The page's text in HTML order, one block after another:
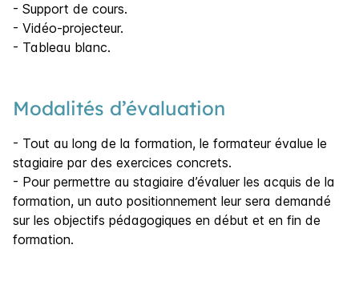
- Support de cours.
- Vidéo-projecteur.
- Tableau blanc.
Modalités d’évaluation
- Tout au long de la formation, le formateur évalue le
stagiaire par des exercices concrets.
- Pour permettre au stagiaire d’évaluer les acquis de la
formation, un auto positionnement leur sera demandé
sur les objectifs pédagogiques en début et en fin de
formation.